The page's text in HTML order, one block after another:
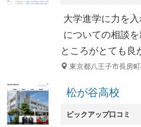
大学進学に力を
についての相談
ところがとても
東京都八王子市長房
松が谷高校
ピックアップ口コミ